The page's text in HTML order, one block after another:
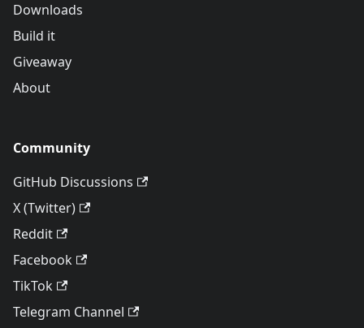
Downloads
Build it
Giveaway
About
Community
GitHub Discussions
X (Twitter)
Reddit
Facebook
TikTok
Telegram Channel